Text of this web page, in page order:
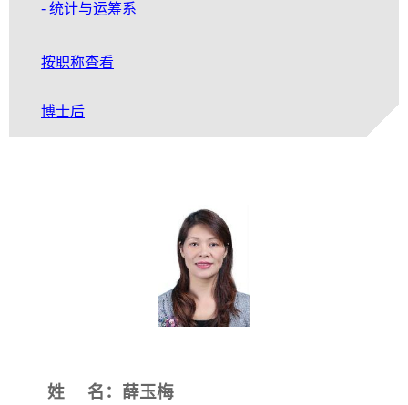
- 统计与运筹系
按职称查看
博士后
姓 名：薛玉梅